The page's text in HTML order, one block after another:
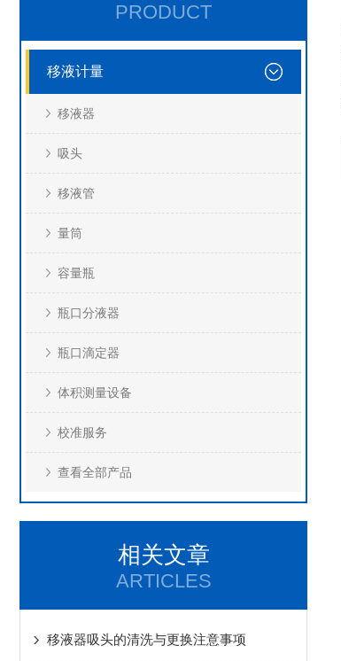
PRODUCT
移液计量
移液器
吸头
移液管
量筒
容量瓶
瓶口分液器
瓶口滴定器
体积测量设备
校准服务
查看全部产品
相关文章
ARTICLES
移液器吸头的清洗与更换注意事项